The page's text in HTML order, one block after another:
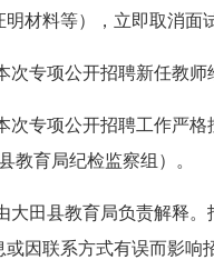
材料等），立即取消面
次专项公开招聘新任教
次专项公开招聘工作严
县教育局纪检监察组）。
大田县教育局负责解释。
或因联系方式有误而影响